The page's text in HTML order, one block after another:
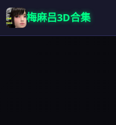
梅麻吕3D合集